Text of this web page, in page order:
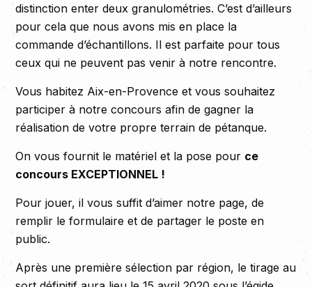
distinction enter deux granulométries. C’est d’ailleurs
pour cela que nous avons mis en place la
commande d’échantillons. Il est parfaite pour tous
ceux qui ne peuvent pas venir à notre rencontre.
Vous habitez Aix-en-Provence et vous souhaitez
participer à notre concours afin de gagner la
réalisation de votre propre terrain de pétanque.
On vous fournit le matériel et la pose pour ce
concours EXCEPTIONNEL !
Pour jouer, il vous suffit d’aimer notre page, de
remplir le formulaire et de partager le poste en
public.
Après une première sélection par région, le tirage au